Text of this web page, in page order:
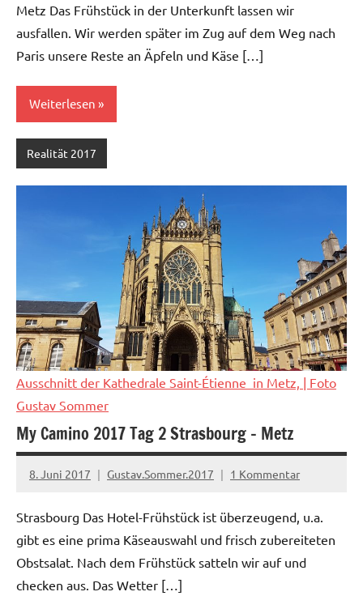
Metz Das Frühstück in der Unterkunft lassen wir
ausfallen. Wir werden später im Zug auf dem Weg nach
Paris unsere Reste an Äpfeln und Käse […]
Weiterlesen
Realität 2017
Ausschnitt der Kathedrale Saint-Étienne in Metz, | Foto
Gustav Sommer
My Camino 2017 Tag 2 Strasbourg – Metz
8. Juni 2017 Gustav.Sommer.2017 1 Kommentar
Strasbourg Das Hotel-Frühstück ist überzeugend, u.a.
gibt es eine prima Käseauswahl und frisch zubereiteten
Obstsalat. Nach dem Frühstück satteln wir auf und
checken aus. Das Wetter […]